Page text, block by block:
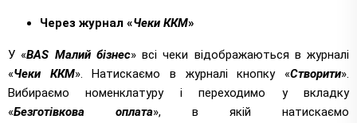
Через журнал «Чеки ККМ»
У «BAS Малий бізнес» всі чеки відображаються в журналі
«Чеки ККМ». Натискаємо в журналі кнопку «Створити».
Вибираємо номенклатуру і переходимо у вкладку
«Безготівкова оплата», в якій натискаємо